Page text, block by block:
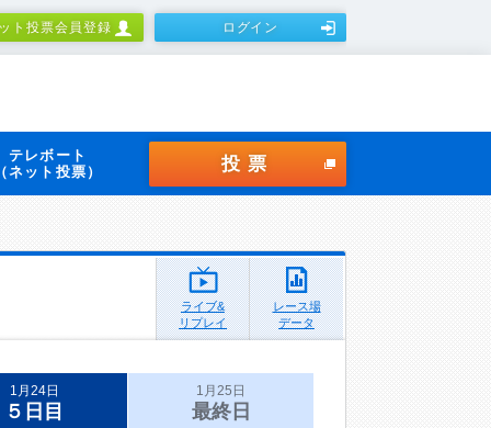
ト投票会員登録 ログイン
テレボート
ネット投票）
投票
ライブ&
リプレイ
レース場
データ
1月24日
５日目
1月25日
最終日